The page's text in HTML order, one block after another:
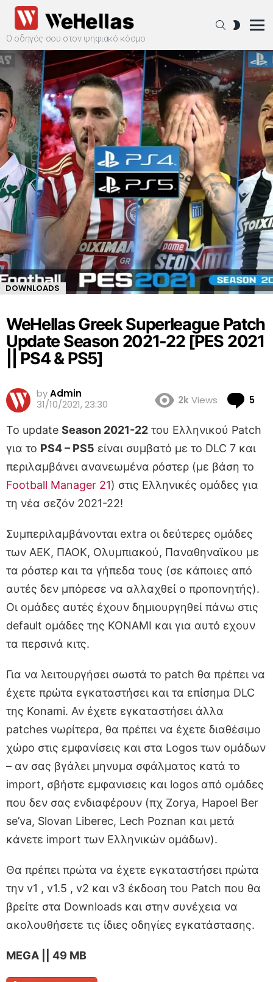
Ο οδηγός σου στον ψηφιακό κόσμο
SEARCHSWITCH
DOWNLOADS
WeHellas Greek Superleague Patch
Update Season 2021-22 [PES 2021
|| PS4 & PS5]
byAdmin
31/10/2021, 23:30
2kViews 5
To update Season 2021-22 του Ελληνικού Patch
για το PS4 – PS5 είναι συμβατό με το DLC 7 και
περιλαμβάνει ανανεωμένα ρόστερ (με βάση το
Football Manager 21) στις Ελληνικές ομάδες για
τη νέα σεζόν 2021-22!
Συμπεριλαμβάνονται extra οι δεύτερες ομάδες
των ΑΕΚ, ΠΑΟΚ, Ολυμπιακού, Παναθηναϊκου με
τα ρόστερ και τα γήπεδα τους (σε κάποιες από
αυτές δεν μπόρεσε να αλλαχθεί ο προπονητής).
Οι ομάδες αυτές έχουν δημιουργηθεί πάνω στις
default ομάδες της ΚΟΝΑΜΙ και για αυτό εχουν
τα περσινά κιτς.
Για να λειτουργήσει σωστά το patch θα πρέπει να
έχετε πρώτα εγκαταστήσει και τα επίσημα DLC
της Konami. Αν έχετε εγκαταστήσει άλλα
patches νωρίτερα, θα πρέπει να έχετε διαθέσιμο
χώρο στις εμφανίσεις και στα Logos των ομάδων
– αν σας βγάλει μηνυμα σφάλματος κατά το
import, σβήστε εμφανισεις και logos από ομάδες
που δεν σας ενδιαφέρουν (πχ Zorya, Hapoel Ber
se’va, Slovan Liberec, Lech Poznan και μετά
κάνετε import των Ελληνικών ομάδων).
Θα πρέπει πρώτα να έχετε εγκαταστήσει πρώτα
την v1 , v1.5 , v2 και v3 έκδοση του Patch που θα
βρείτε στα Downloads και στην συνέχεια να
ακολουθήσετε τις ίδιες οδηγίες εγκατάστασης.
MEGA || 49 MB